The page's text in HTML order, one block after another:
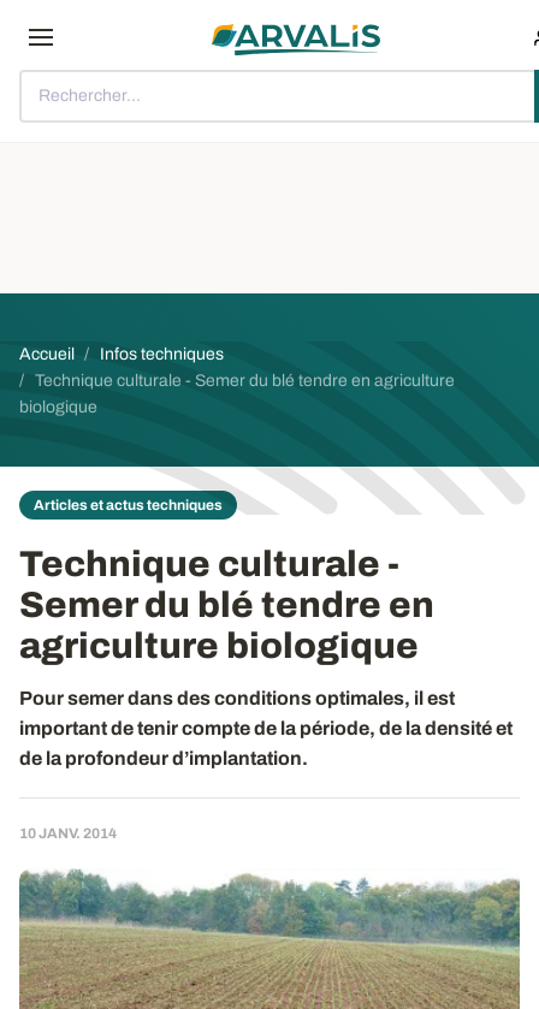
Rechercher...
Fil d'Ariane
Accueil
Infos techniques
Technique culturale - Semer du blé tendre en agriculture
biologique
Articles et actus techniques
Technique culturale -
Semer du blé tendre en
agriculture biologique
Pour semer dans des conditions optimales, il est
important de tenir compte de la période, de la densité et
de la profondeur d’implantation.
10 JANV. 2014